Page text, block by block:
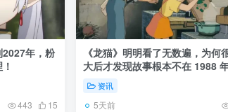
2027年，粉
443 15
《龙猫》明明看了无数遍，为何
大后才发现故事根本不在 1988
资讯
5天前